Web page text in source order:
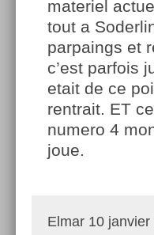
materiel
tout a
parpaings et
c’est parfois
etait de ce
rentrait. ET
numero 4
joue.
Elmar 10